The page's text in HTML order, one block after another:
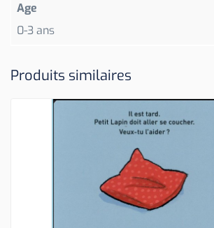
Age
0-3 ans
Produits similaires